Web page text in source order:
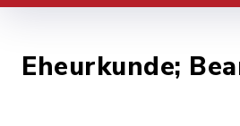
Eheurkunde;